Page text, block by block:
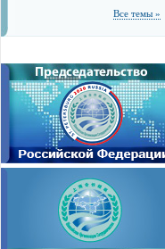
Все темы »